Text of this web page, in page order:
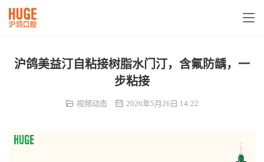
沪鸽美益汀自粘接树脂水门汀，含氟防龋，一
步粘接
视频动态 2026年5月26日 14:22